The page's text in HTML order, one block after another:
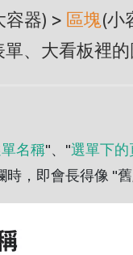
容器) > 區塊(小
、大看板裡
名稱"、"選單下的
時，即會長得像 "